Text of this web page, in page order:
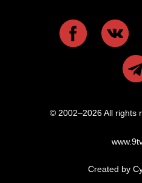
© 2002–2026 All rights
Created by